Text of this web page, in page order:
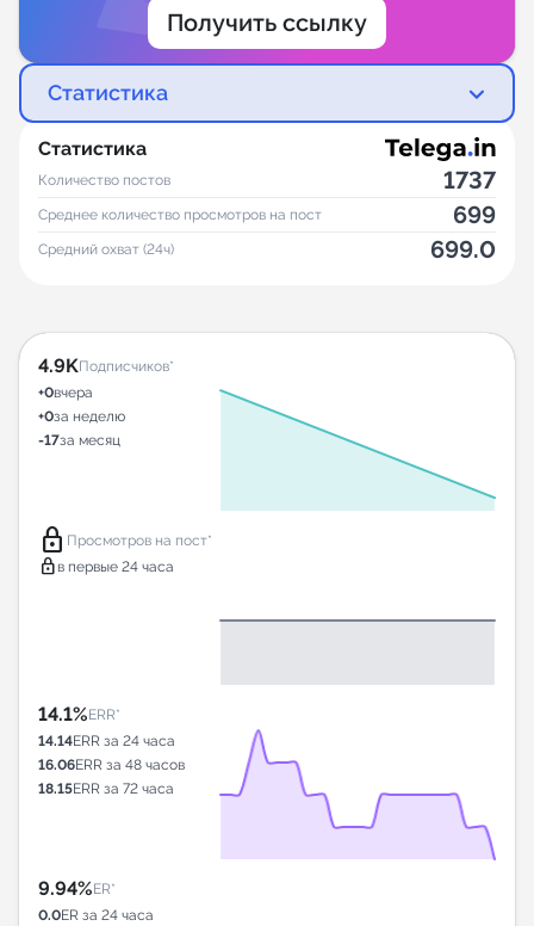
Получить ссылку
Статистика
Статистика
Количество постов 1737
Среднее количество просмотров на пост 699
Средний охват (24ч) 699.0
4.9KПодписчиков*
+0вчера
+0за неделю
-17за месяц
lock Просмотров на пост*
lock в первые 24 часа
14.1%ERR*
14.14ERR за 24 часа
16.06ERR за 48 часов
18.15ERR за 72 часа
9.94%ER*
0.0ER за 24 часа